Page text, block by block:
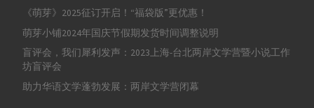
《萌芽》2025征订开启！“福袋版”更优惠！
萌芽小铺2024年国庆节假期发货时间调整说明
盲评会，我们犀利发声：2023上海-台北两岸文学营暨小说工作
坊盲评会
助力华语文学蓬勃发展：两岸文学营闭幕